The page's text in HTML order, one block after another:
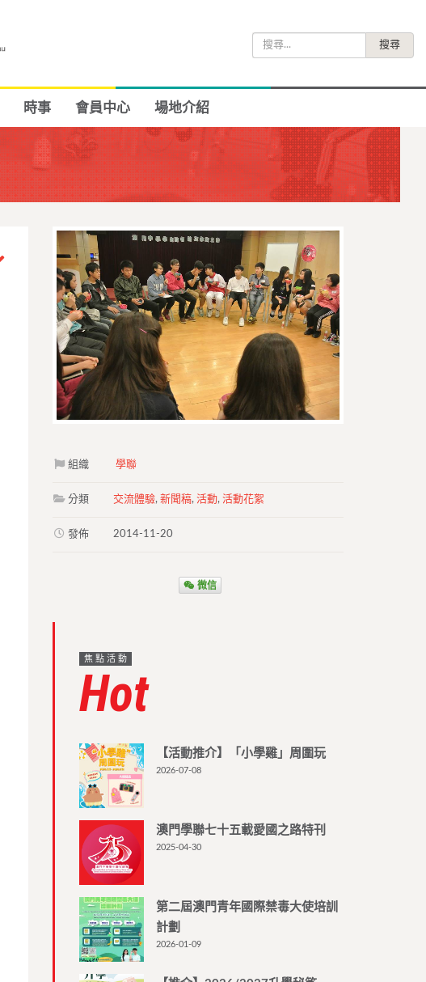
尋
時事 會員中心 場地介紹
組織 學聯
分類 交流體驗,新聞稿,活動,活動花絮
發佈 2014-11-20
微信
焦點活動
Hot
【活動推介】「小學雞」周圍玩
2026-07-08
澳門學聯七十五載愛國之路特刊
2025-04-30
第二屆澳門青年國際禁毒大使培訓
計劃
2026-01-09